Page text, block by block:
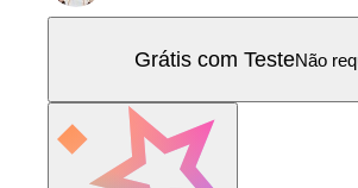
Grátis com TesteNão